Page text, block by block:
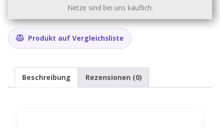
Netze sind bei uns käuflich.
Produkt auf Vergleichsliste
Beschreibung Rezensionen (0)